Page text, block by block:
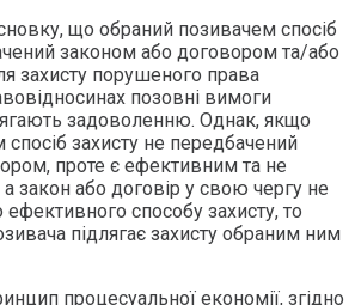
що обраний позивачем спосіб
законом або договором та/або
захисту порушеного права
позовні вимоги
задоволенню. Однак, якщо
захисту не передбачений
проте є ефективним та не
закон або договір у свою чергу не
способу захисту, то
підлягає захисту обраним ним
процесуальної економії, згідно